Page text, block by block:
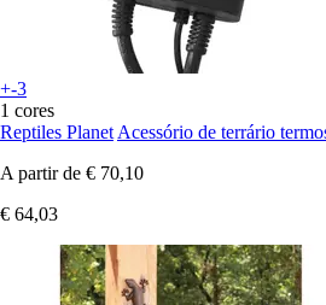
+-3
1 cores
Reptiles Planet Acessório de terrário
A partir de € 70,10
€ 64,03